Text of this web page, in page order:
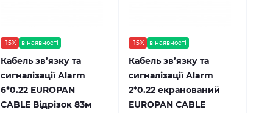
-15% в наявності
Кабель зв’язку та
сигналізації Alarm
6*0.22 EUROPAN
CABLE Відрізок 83м
-15% в наявності
Кабель зв’язку та
сигналізації Alarm
2*0.22 екранований
EUROPAN CABLE